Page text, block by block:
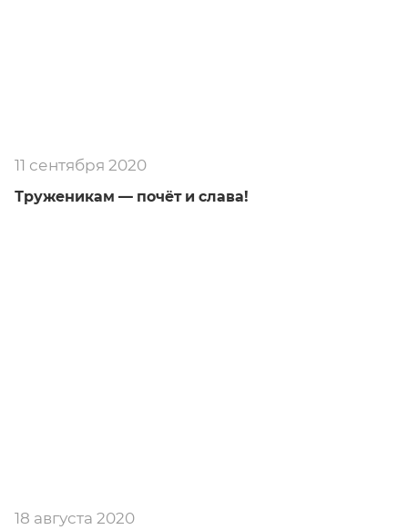
11 сентября 2020
Труженикам — почёт и слава!
18 августа 2020